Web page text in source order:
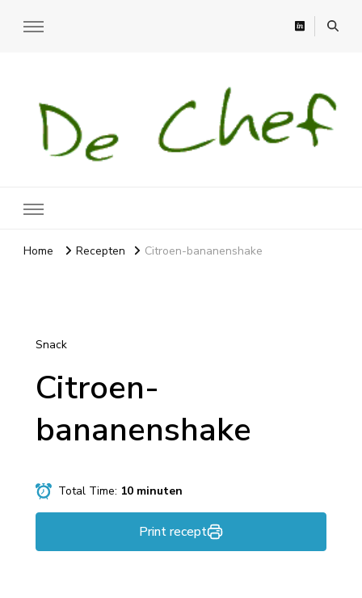
Home Recepten Citroen-bananenshake
Snack
Citroen-
bananenshake
Total Time: 10 minuten
Print recept